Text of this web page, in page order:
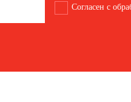
Согласен с